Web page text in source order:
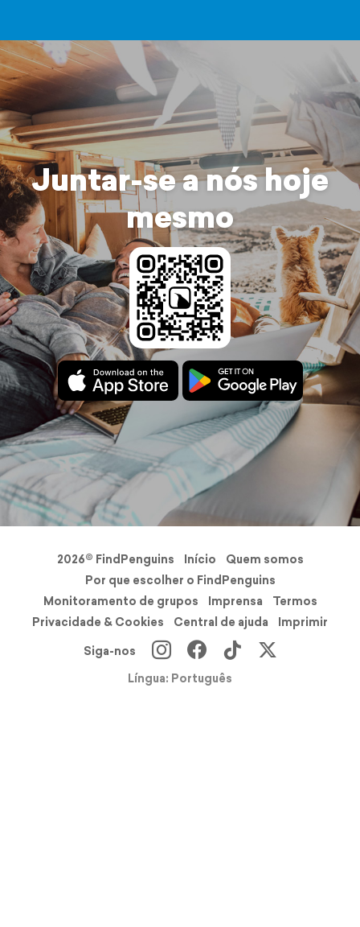
Juntar-se a nós hoje
mesmo
2026© FindPenguins Início
Quem somos
Por que escolher o FindPenguins
Monitoramento de grupos
Imprensa
Termos
Privacidade & Cookies
Central de ajuda
Imprimir
Siga-nos
Língua: Português